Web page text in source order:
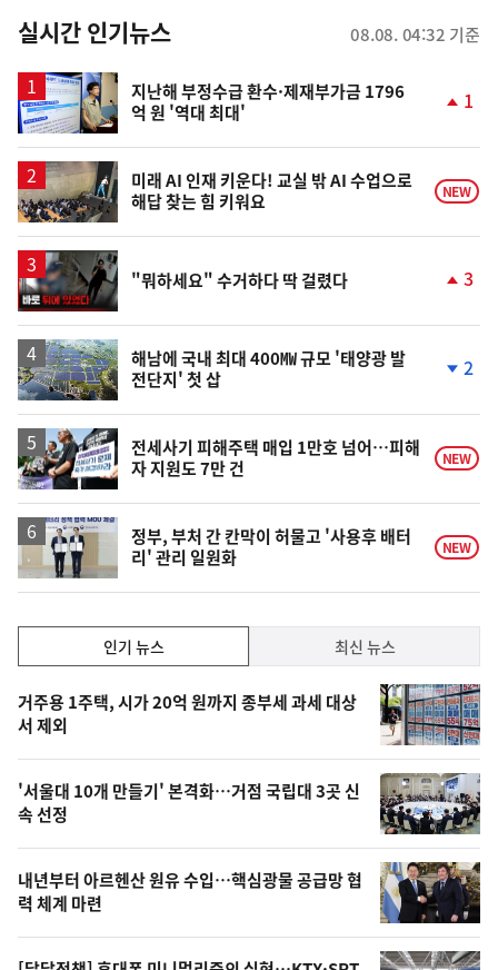
뉴
스
실시간 인기뉴스 08.08. 04:32 기준
지난해 부정수급 환수·제재부가금 1796
억 원 '역대 최대'
상
승
1
미래 AI 인재 키운다! 교실 밖 AI 수업으로
해답 찾는 힘 키워요
NEW
영
상
"뭐하세요" 수거하다 딱 걸렸다
상
3
해남에 국내 최대 400㎿ 규모 '태양광 발
전단지' 첫 삽
하
락
2
전세사기 피해주택 매입 1만호 넘어…피해
자 지원도 7만 건
NEW
정부, 부처 간 칸막이 허물고 '사용후 배터
리' 관리 일원화
NEW
인
기,
최
신,
오
늘
의
영
상
인기 뉴스 최신 뉴스
인
기
뉴
스
거주용 1주택, 시가 20억 원까지 종부세 과세 대상
서 제외
'서울대 10개 만들기' 본격화…거점 국립대 3곳 신
속 선정
내년부터 아르헨산 원유 수입…핵심광물 공급망 협
력 체계 마련